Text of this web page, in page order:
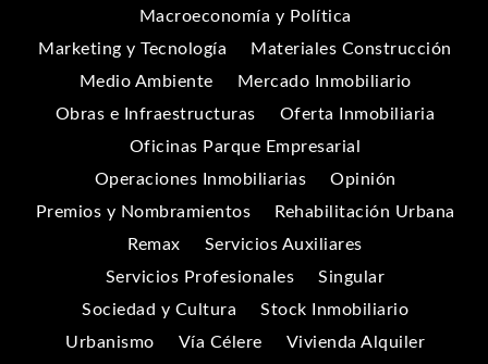
Macroeconomía y Política
Marketing y Tecnología
Materiales Construcción
Medio Ambiente
Mercado Inmobiliario
Obras e Infraestructuras
Oferta Inmobiliaria
Oficinas Parque Empresarial
Operaciones Inmobiliarias
Opinión
Premios y Nombramientos
Rehabilitación Urbana
Remax
Servicios Auxiliares
Servicios Profesionales
Singular
Sociedad y Cultura
Stock Inmobiliario
Urbanismo
Vía Célere Vivienda Alquiler